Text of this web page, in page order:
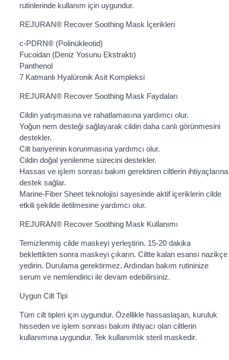
rutinlerinde kullanım için uygundur.
REJURAN®️ Recover Soothing Mask İçerikleri
c-PDRN®️ (Polinükleotid)
Fucoidan (Deniz Yosunu Ekstraktı)
Panthenol
7 Katmanlı Hyalüronik Asit Kompleksi
REJURAN®️ Recover Soothing Mask Faydaları
Cildin yatışmasına ve rahatlamasına yardımcı olur.
Yoğun nem desteği sağlayarak cildin daha canlı görünmesini
destekler.
Cilt bariyerinin korunmasına yardımcı olur.
Cildin doğal yenilenme sürecini destekler.
Hassas ve işlem sonrası bakım gerektiren ciltlerin ihtiyaçlarına
destek sağlar.
Marine-Fiber Sheet teknolojisi sayesinde aktif içeriklerin cilde
etkili şekilde iletilmesine yardımcı olur.
REJURAN®️ Recover Soothing Mask Kullanımı
Temizlenmiş cilde maskeyi yerleştirin. 15-20 dakika
beklettikten sonra maskeyi çıkarın. Ciltte kalan esansı nazikçe
yedirin. Durulama gerektirmez. Ardından bakım rutininize
serum ve nemlendirici ile devam edebilirsiniz.
Uygun Cilt Tipi
Tüm cilt tipleri için uygundur. Özellikle hassaslaşan, kuruluk
hisseden ve işlem sonrası bakım ihtiyacı olan ciltlerin
kullanımına uygundur. Tek kullanımlık steril maskedir.